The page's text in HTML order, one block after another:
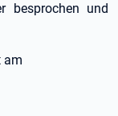
besprochen und
am